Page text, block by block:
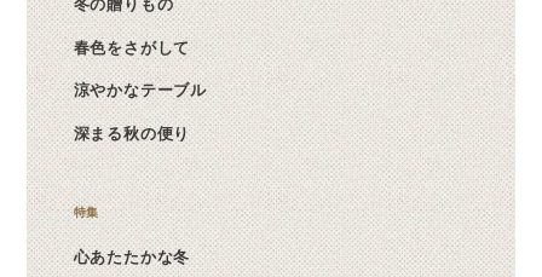
冬の贈りもの
春色をさがして
涼やかなテーブル
深まる秋の便り
心あたたかな冬